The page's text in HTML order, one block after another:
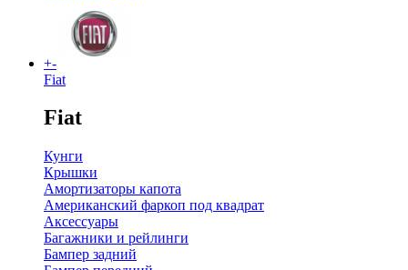
+-
Fiat
Fiat
Кунги
Крышки
Амортизаторы капота
Американский фаркоп под квадрат
Аксессуары
Багажники и рейлинги
Бампер задний